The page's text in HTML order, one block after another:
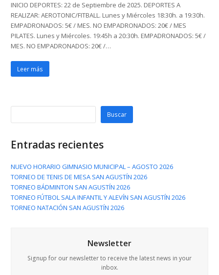
INICIO DEPORTES: 22 de Septiembre de 2025. DEPORTES A
REALIZAR: AEROTONIC/FITBALL. Lunes y Miércoles 18:30h. a 19:30h.
EMPADRONADOS: 5€ / MES. NO EMPADRONADOS: 20€ / MES
PILATES. Lunes y Miércoles. 19:45h a 20:30h. EMPADRONADOS: 5€ /
MES. NO EMPADRONADOS: 20€ /…
Leer más
Buscar
Entradas recientes
NUEVO HORARIO GIMNASIO MUNICIPAL – AGOSTO 2026
TORNEO DE TENIS DE MESA SAN AGUSTÍN 2026
TORNEO BÁDMINTON SAN AGUSTÍN 2026
TORNEO FÚTBOL SALA INFANTIL Y ALEVÍN SAN AGUSTÍN 2026
TORNEO NATACIÓN SAN AGUSTÍN 2026
Newsletter
Signup for our newsletter to receive the latest news in your
inbox.